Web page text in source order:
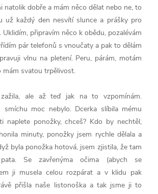
natolik dobře a mám něco dělat nebo ne, to
už každý den nesvítí slunce a prášky pro
Uklidím, připravím něco k obědu, pozalévám
pár telefonů s vnoučaty a pak to dělám
vlnu na pletení. Peru, párám, motám
mám svatou trpělivost.
ale až teď jak na to vzpomínám.
moc nebylo. Dcerka slíbila mému
naplete ponožky, chceš? Kdo by nechtěl,
minuty, ponožky jsem rychle dělala a
byla ponožka hotová, jsem zjistila, že tam
Se zavřenýma očima (abych se
ji musela celou rozpárat a v klidu pak
přišla naše listonoška a tak jsme ji to